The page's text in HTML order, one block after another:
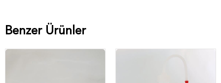
Benzer Ürünler